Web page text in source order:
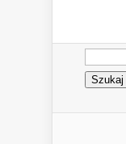
Szukaj: